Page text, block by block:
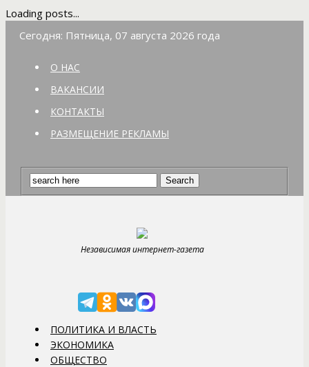
Loading posts...
Сегодня: Пятница, 07 августа 2026 года
О НАС
ВАКАНСИИ
КОНТАКТЫ
РАЗМЕЩЕНИЕ РЕКЛАМЫ
Независимая интернет-газета
ПОЛИТИКА И ВЛАСТЬ
ЭКОНОМИКА
ОБЩЕСТВО